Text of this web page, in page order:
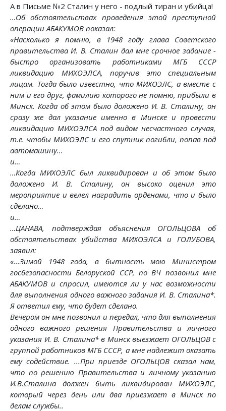
А в Письме №2 Сталин у него - подлый тиран и убийца!
…Об обстоятельствах проведения этой преступной
операции АБАКУМОВ показал:
«Насколько я помню, в 1948 году глава Советского
правительства И. В. Сталин дал мне срочное задание -
быстро организовать работниками МГБ СССР
ликвидацию МИХОЭЛСА, поручив это специальным
лицам. Тогда было известно, что МИХОЭЛС, а вместе с
ним и его друг, фамилию которого не помню, прибыли в
Минск. Когда об этом было доложено И. В. Сталину, он
сразу же дал указание именно в Минске и провести
ликвидацию МИХОЭЛСА под видом несчастного случая,
т.е. чтобы МИХОЭЛС и его спутник погибли, попав под
автомашину…
и…
…Когда МИХОЭЛС был ликвидирован и об этом было
доложено И. В. Сталину, он высоко оценил это
мероприятие и велел наградить орденами, что и было
сделано…
и…
…ЦАНАВА, подтверждая объяснения ОГОЛЬЦОВА об
обстоятельствах убийства МИХОЭЛСА и ГОЛУБОВА,
заявил:
«...Зимой 1948 года, в бытность мою Министром
госбезопасности Белоруской ССР, по ВЧ позвонил мне
АБАКУМОВ и спросил, имеются ли у нас возможности
для выполнения одного важного задания И. В. Сталина*.
Я ответил ему, что будет сделано.
Вечером он мне позвонил и передал, что для выполнения
одного важного решения Правительства и личного
указания И. В. Сталина* в Минск выезжает ОГОЛЬЦОВ с
группой работников МГБ СССР, а мне надлежит оказать
ему содействие. ...При приезде ОГОЛЬЦОВ сказал нам,
что по решению Правительства и личному указанию
И.В.Сталина должен быть ликвидирован МИХОЭЛС,
который через день или два приезжает в Минск по
делам службы..